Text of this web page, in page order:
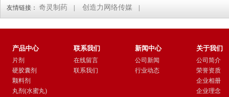
友情链接： 奇灵制药 创造力网络传媒
产品中心 联系我们 新闻中心 关于我们
片剂
硬胶囊剂
颗料剂
丸剂(水蜜丸)
在线留言
联系我们
公司新闻
行业动态
公司简介
荣誉资质
企业相册
企业理念